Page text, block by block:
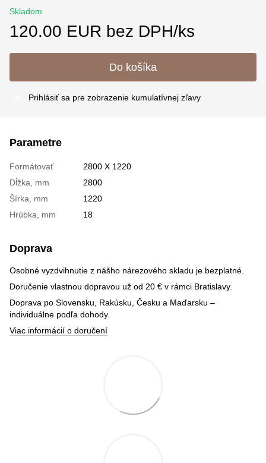
Skladom
120.00 EUR bez DPH/ks
Do košíka
Prihlásiť sa pre zobrazenie kumulatívnej zľavy
Parametre
Formátovať
2800 X 1220
Dĺžka, mm
2800
Šírka, mm
1220
Hrúbka, mm
18
Doprava
Osobné vyzdvihnutie z nášho nárezového skladu je bezplatné.
Doručenie vlastnou dopravou už od 20 € v rámci Bratislavy.
Doprava po Slovensku, Rakúsku, Česku a Maďarsku –
individuálne podľa dohody.
Viac informácií o doručení